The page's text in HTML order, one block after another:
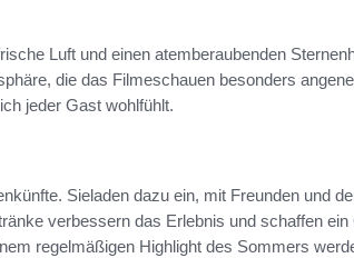
Luft und einen atemberaubenden
die das Filmeschauen besonders
jeder Gast wohlfühlt.
Sieladen dazu ein, mit Freunden und
verbessern das Erlebnis und schaffen ein
regelmäßigen Highlight des Sommers